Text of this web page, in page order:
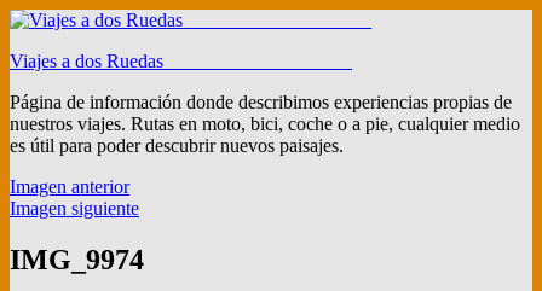
Ir
contenido
Viajes a dos Ruedas ___________________
Página de información donde describimos experiencias propias de
nuestros viajes. Rutas en moto, bici, coche o a pie, cualquier medio
es útil para poder descubrir nuevos paisajes.
Imagen anterior
Imagen siguiente
IMG_9974